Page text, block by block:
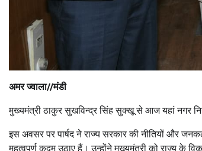
अमर ज्वाला//मंडी
मुख्यमंत्री ठाकुर सुखविन्द्र सिंह सुक्खू से आज यहां नगर
इस अवसर पर पार्षद ने राज्य सरकार की नीतियों और
महत्वपूर्ण कदम उठाए हैं। उन्होंने मुख्यमंत्री को राज्य के